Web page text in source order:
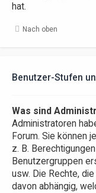
hat.
Nach oben
Benutzer-Stufen
Was sind
Administratoren
Forum. Sie können
z. B.
Benutzergruppen
usw. Die Rechte,
davon abhängig,